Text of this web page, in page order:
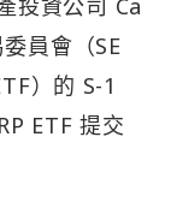
投資公司 Ca
員會（SE
）的 S-1
ETF 提交